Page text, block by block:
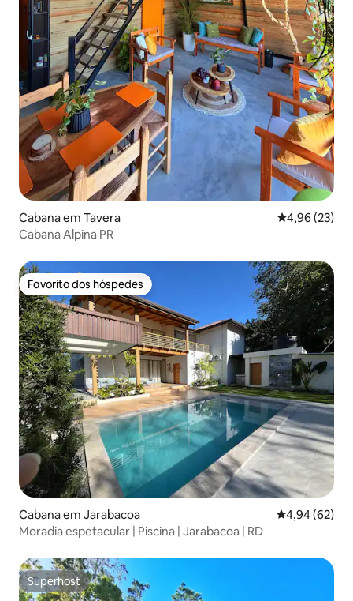
Cabana em Tavera Classificação
4,96 (23)
Cabana Alpina PR
Favorito dos hóspedes
Favorito dos hóspedes
Cabana em Jarabacoa Classificação
4,94 (62)
Moradia espetacular | Piscina | Jarabacoa | RD
Superhost
Superhost